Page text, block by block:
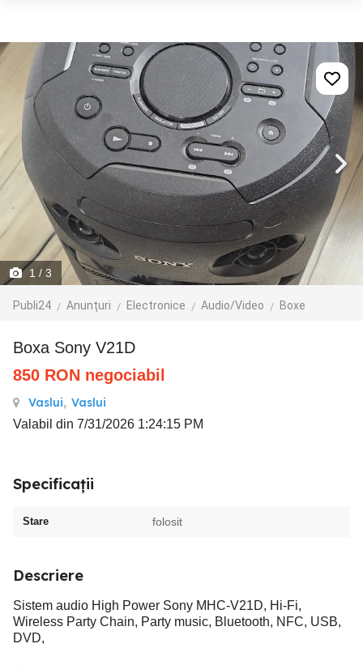
1 / 3
Publi24 Anunțuri Electronice Audio/Video Boxe
Boxa Sony V21D
850 RON negociabil
Vaslui, Vaslui
Valabil din 7/31/2026 1:24:15 PM
Specificații
Stare folosit
Descriere
Sistem audio High Power Sony MHC-V21D, Hi-Fi,
Wireless Party Chain, Party music, Bluetooth, NFC, USB,
DVD,